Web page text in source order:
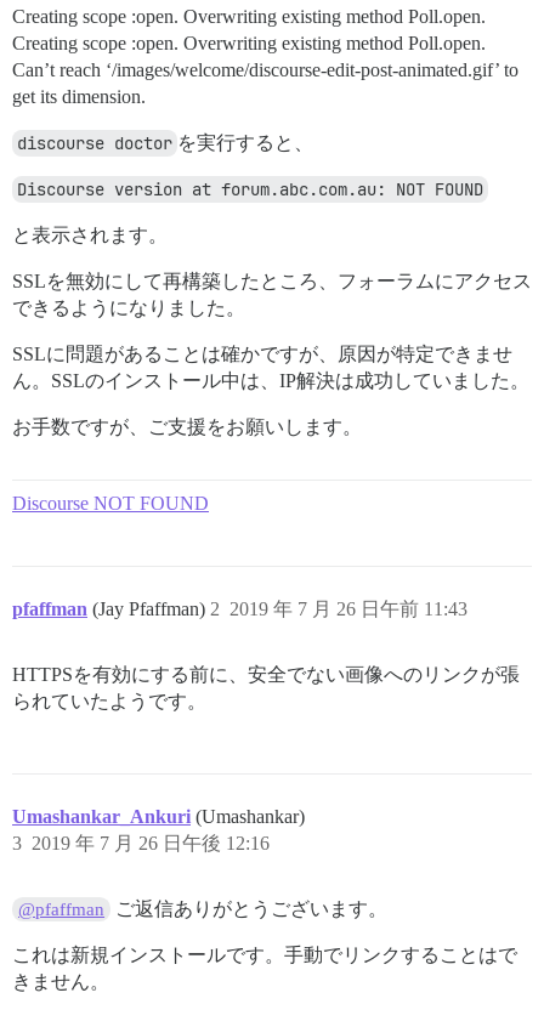
Creating scope :open. Overwriting existing method Poll.open.
Creating scope :open. Overwriting existing method Poll.open.
Can’t reach ‘/images/welcome/discourse-edit-post-animated.gif’ to
get its dimension.
discourse doctor を実行すると、
Discourse version at forum.abc.com.au: NOT FOUND
と表示されます。
SSLを無効にして再構築したところ、フォーラムにアクセス
できるようになりました。
SSLに問題があることは確かですが、原因が特定できませ
ん。SSLのインストール中は、IP解決は成功していました。
お手数ですが、ご支援をお願いします。
Discourse NOT FOUND
pfaffman (Jay Pfaffman) 2019 年 7 月 26 日午前 11:43
2
HTTPSを有効にする前に、安全でない画像へのリンクが張
られていたようです。
Umashankar_Ankuri (Umashankar)
2019 年 7 月 26 日午後 12:16
3
@pfaffman ご返信ありがとうございます。
これは新規インストールです。手動でリンクすることはで
きません。